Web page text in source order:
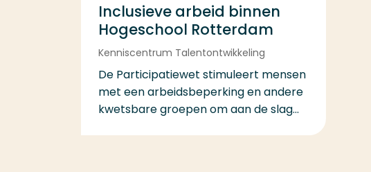
Inclusieve arbeid binnen
Hogeschool Rotterdam
Kenniscentrum Talentontwikkeling
De Participatiewet stimuleert mensen
met een arbeidsbeperking en andere
kwetsbare groepen om aan de slag...